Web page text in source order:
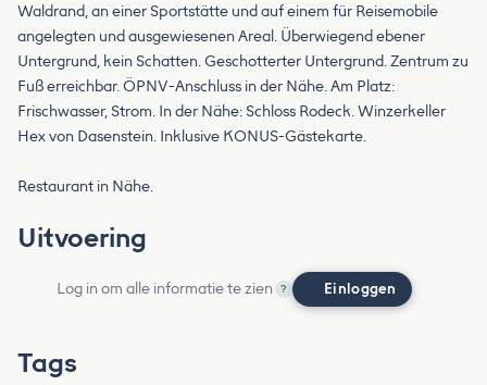
Waldrand, an einer Sportstätte und auf einem für Reisemobile
angelegten und ausgewiesenen Areal. Überwiegend ebener
Untergrund, kein Schatten. Geschotterter Untergrund. Zentrum zu
Fuß erreichbar. ÖPNV-Anschluss in der Nähe. Am Platz:
Frischwasser, Strom. In der Nähe: Schloss Rodeck. Winzerkeller
Hex von Dasenstein. Inklusive KONUS-Gästekarte.
Restaurant in Nähe.
Uitvoering
Log in om alle informatie te zien ? Einloggen
Tags